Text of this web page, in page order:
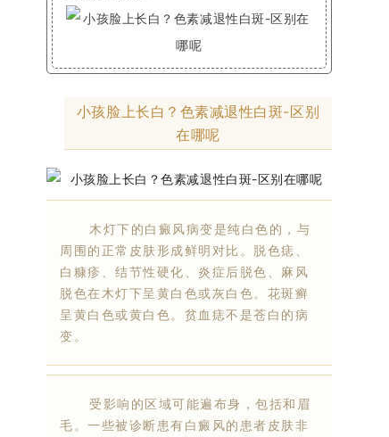
小孩脸上长白？色素减退性白斑-区别
在哪呢
木灯下的白癜风病变是纯白色的，与
周围的正常皮肤形成鲜明对比。脱色痣、
白糠疹、结节性硬化、炎症后脱色、麻风
脱色在木灯下呈黄白色或灰白色。花斑癣
呈黄白色或黄白色。贫血痣不是苍白的病
变。
受影响的区域可能遍布身，包括和眉
毛。一些被诊断患有白癜风的患者皮肤非